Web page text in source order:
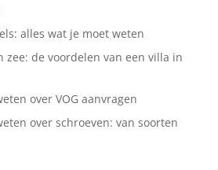
alles wat je moet weten
zee: de voordelen van een villa in
over VOG aanvragen
over schroeven: van soorten